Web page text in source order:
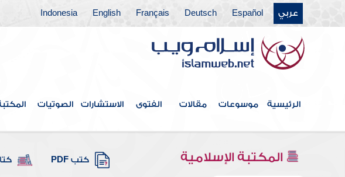
عربي Español
Deutsch
Français
English
Indonesia
الرئيسية موسوعات مقالات الفتوى الاستشارات الصوتيات
المكتبة الإسلامية كتب PDF